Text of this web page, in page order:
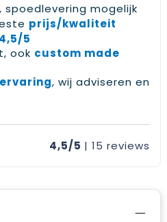
spoedlevering mogelijk
prijs/kwaliteit
4,5/5
ook custom made
, wij adviseren en
4,5/5 | 15 reviews